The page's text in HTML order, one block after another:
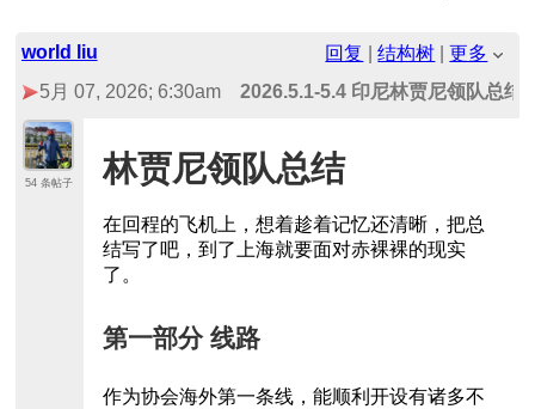
world liu 回复 |结构树 |更多
5月 07, 2026; 6:30am
2026.5.1-5.4 印尼林贾尼领队总结
54 条帖子 林贾尼领队总结
在回程的飞机上，想着趁着记忆还清晰，把总
结写了吧，到了上海就要面对赤裸裸的现实
了。
第一部分 线路
作为协会海外第一条线，能顺利开设有诸多不